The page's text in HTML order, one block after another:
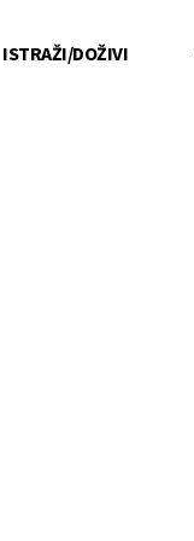
ISTRAŽI/DOŽIVI